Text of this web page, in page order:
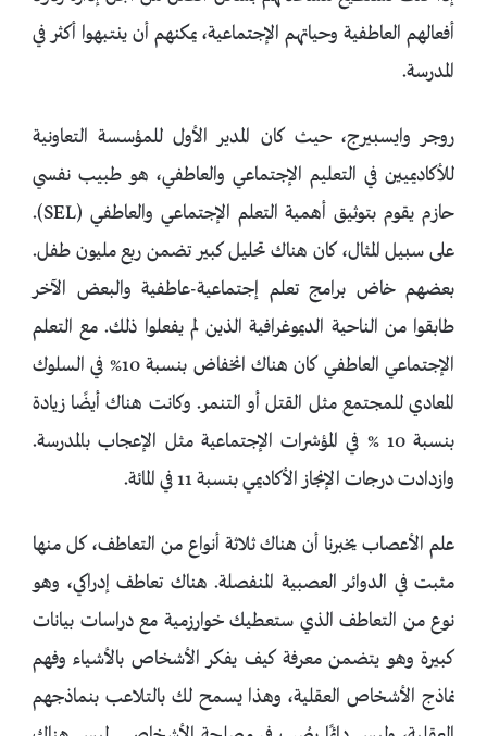
أفعالهم العاطفية وحياتهم الإجتماعية، يمكنهم أن ينتبهوا أكثر في
المدرسة.
روجر وايسبيرج، حيث كان المدير الأول للمؤسسة التعاونية
للأكاديميين في التعليم الإجتماعي والعاطفي، هو طبيب نفسي
حازم يقوم بتوثيق أهمية التعلم الإجتماعي والعاطفي (SEL).
على سبيل المثال، كان هناك تحليل كبير تضمن ربع مليون طفل.
بعضهم خاض برامج تعلم إجتماعية-عاطفية والبعض الآخر
طابقوا من الناحية الديموغرافية الذين لم يفعلوا ذلك. مع التعلم
الإجتماعي العاطفي كان هناك انخفاض بنسبة 10% في السلوك
المعادي للمجتمع مثل القتل أو التنمر. وكانت هناك أيضًا زيادة
بنسبة 10 % في المؤشرات الإجتماعية مثل الإعجاب بالمدرسة.
وازدادت درجات الإنجاز الأكاديمي بنسبة 11 في المائة.
علم الأعصاب يخبرنا أن هناك ثلاثة أنواع من التعاطف، كل منها
مثبت في الدوائر العصبية المنفصلة. هناك تعاطف إدراكي، وهو
نوع من التعاطف الذي ستعطيك خوارزمية مع دراسات بيانات
كبيرة وهو يتضمن معرفة كيف يفكر الأشخاص بالأشياء وفهم
نماذج الأشخاص العقلية، وهذا يسمح لك بالتلاعب بنماذجهم